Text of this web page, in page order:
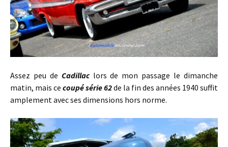
Assez peu de Cadillac lors de mon passage le dimanche
matin, mais ce coupé série 62de la fin des années 1940 suffit
amplement avec ses dimensions hors norme.